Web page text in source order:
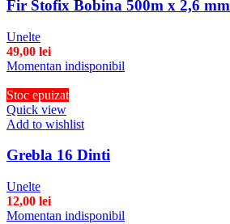
Fir Stofix Bobina 500m x 2,6 mm
Unelte
49,00 lei
Momentan indisponibil
Stoc epuizat
Quick view
Add to wishlist
Grebla 16 Dinti
Unelte
12,00 lei
Momentan indisponibil